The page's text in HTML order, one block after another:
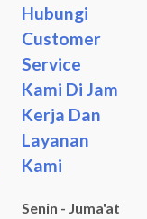
Hubungi
Customer
Service
Kami Di Jam
Kerja Dan
Layanan
Kami
Senin - Juma'at